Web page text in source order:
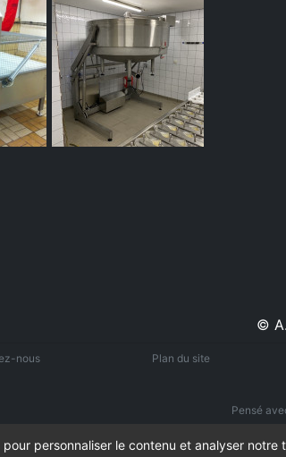
©
nous Plan du site
Pensé
pour personnaliser le contenu et analyser